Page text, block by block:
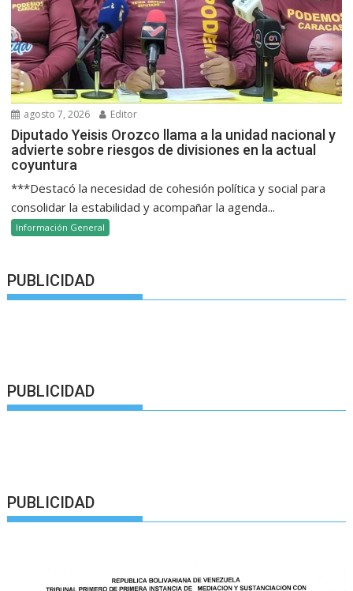
agosto 7, 2026 Editor
Diputado Yeisis Orozco llama a la unidad nacional y
advierte sobre riesgos de divisiones en la actual
coyuntura
***Destacó la necesidad de cohesión política y social para
consolidar la estabilidad y acompañar la agenda...
Información General
PUBLICIDAD
PUBLICIDAD
PUBLICIDAD